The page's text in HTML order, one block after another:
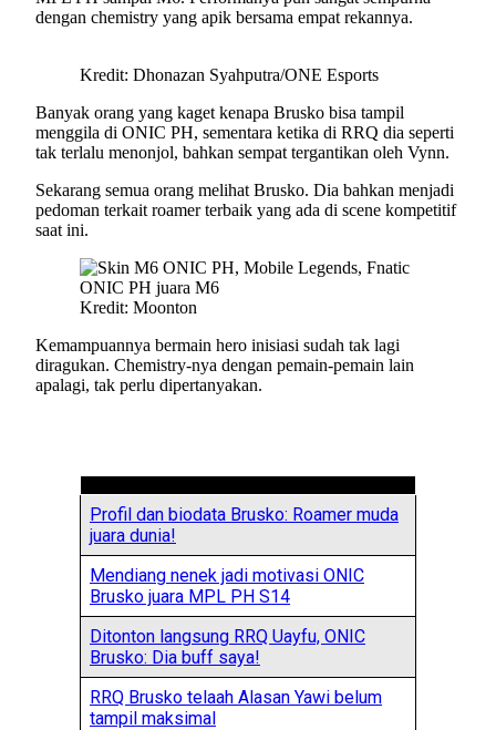
dengan chemistry yang apik bersama empat rekannya.
Kredit: Dhonazan Syahputra/ONE Esports
Banyak orang yang kaget kenapa Brusko bisa tampil
menggila di ONIC PH, sementara ketika di RRQ dia seperti
tak terlalu menonjol, bahkan sempat tergantikan oleh Vynn.
Sekarang semua orang melihat Brusko. Dia bahkan menjadi
pedoman terkait roamer terbaik yang ada di scene kompetitif
saat ini.
Kredit: Moonton
Kemampuannya bermain hero inisiasi sudah tak lagi
diragukan. Chemistry-nya dengan pemain-pemain lain
apalagi, tak perlu dipertanyakan.
Profil dan biodata Brusko: Roamer muda
juara dunia!
Mendiang nenek jadi motivasi ONIC
Brusko juara MPL PH S14
Ditonton langsung RRQ Uayfu, ONIC
Brusko: Dia buff saya!
RRQ Brusko telaah Alasan Yawi belum
tampil maksimal